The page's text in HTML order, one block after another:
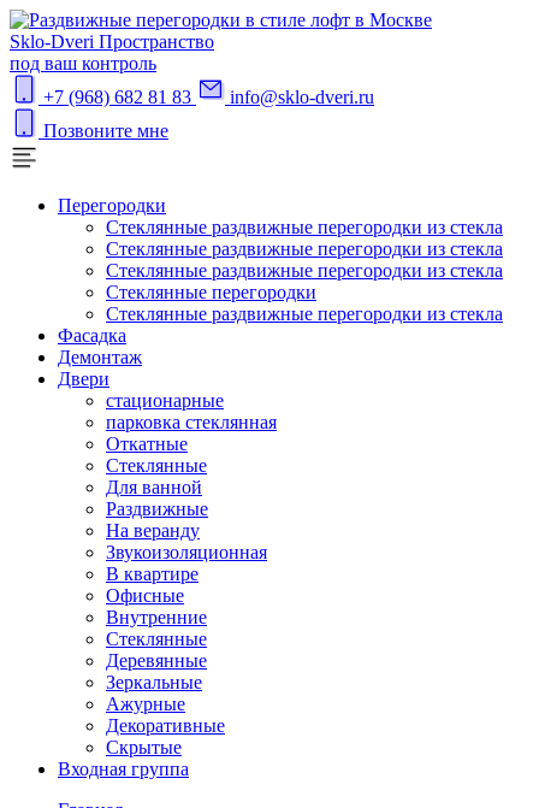
Sklo-Dveri Пространство
под ваш контроль
+7 (968) 682 81 83
info@sklo-dveri.ru
Позвоните мне
Перегородки
Стеклянные раздвижные перегородки из стекла
Стеклянные раздвижные перегородки из стекла
Стеклянные раздвижные перегородки из стекла
Стеклянные перегородки
Стеклянные раздвижные перегородки из стекла
Фасадка
Демонтаж
Двери
стационарные
парковка стеклянная
Откатные
Стеклянные
Для ванной
Раздвижные
На веранду
Звукоизоляционная
В квартире
Офисные
Внутренние
Стеклянные
Деревянные
Зеркальные
Ажурные
Декоративные
Скрытые
Входная группа